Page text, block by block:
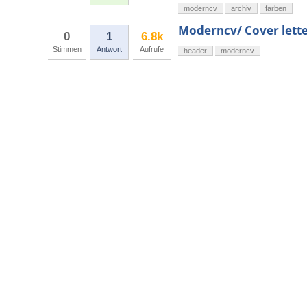
moderncv archiv farben
0
Stimmen
1
Antwort
6.8k
Aufrufe
Moderncv/ Cover
header moderncv